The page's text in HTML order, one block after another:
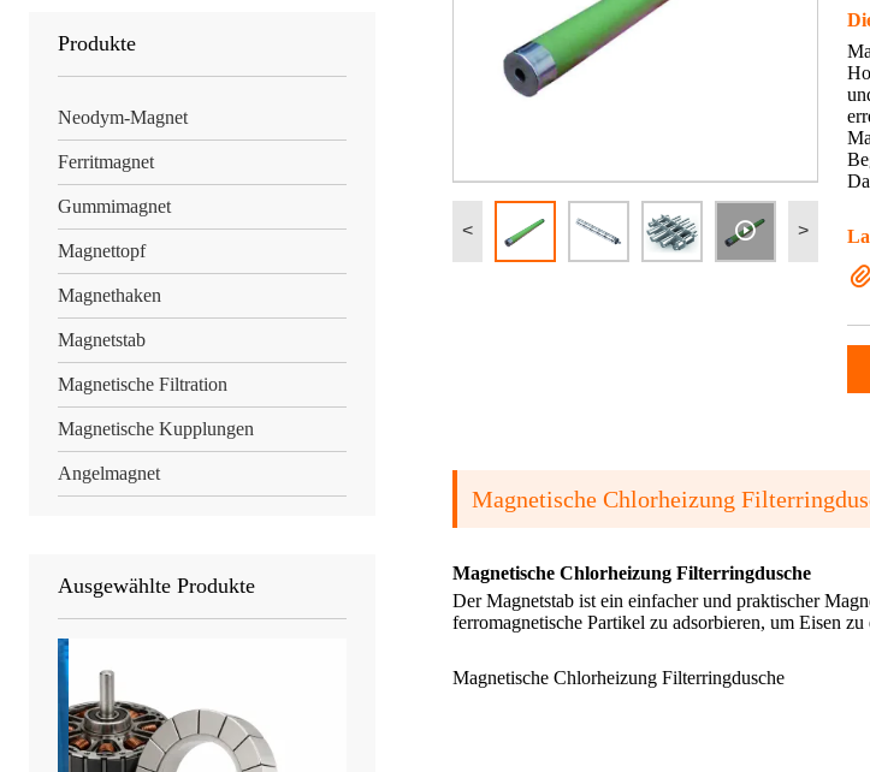
Produkte
Neodym-Magnet
Ferritmagnet
Gummimagnet
Magnettopf
Magnethaken
Magnetstab
Magnetische Filtration
Magnetische Kupplungen
Angelmagnet
Ausgewählte Produkte
< >
Magnetische Chlorheizung
Magnetische Chlorheizung Filterringdusche
Der Magnetstab ist ein einfacher und praktischer
ferromagnetische Partikel zu adsorbieren, um Eisen
Magnetische Chlorheizung Filterringdusche